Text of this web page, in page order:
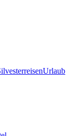
Urlaub